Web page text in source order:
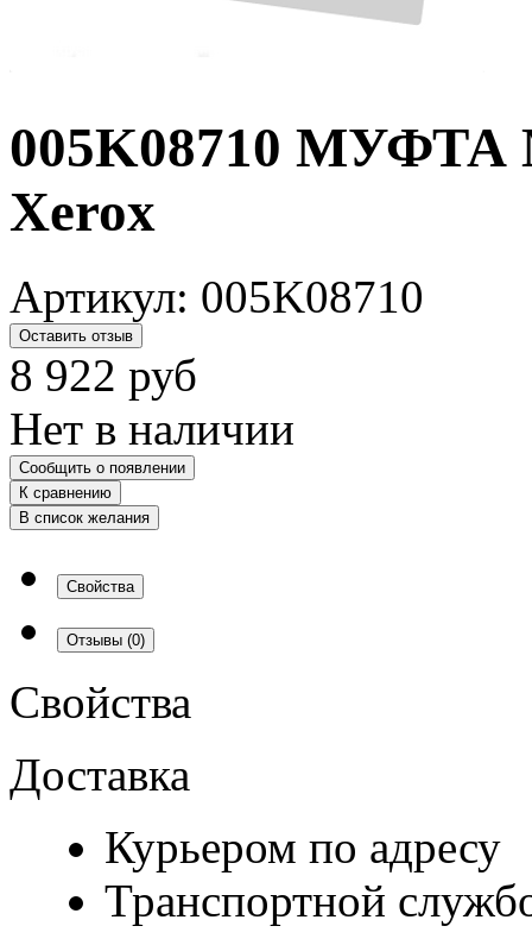
005K08710
Xerox
Артикул: 005K08710
Оставить отзыв
8 922 руб
Нет в наличии
Сообщить о появлении
К сравнению
В список желания
Свойства
Отзывы (0)
Свойства
Доставка
Курьером по адресу
Транспортной